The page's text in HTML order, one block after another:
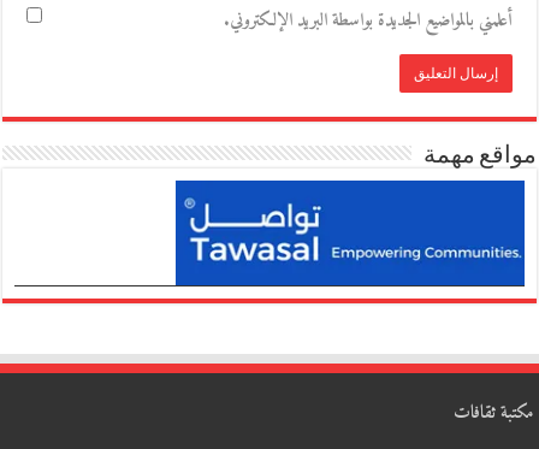
أعلمني بالمواضيع الجديدة بواسطة البريد الإلكتروني.
مواقع مهمة
مكتبة ثقافات